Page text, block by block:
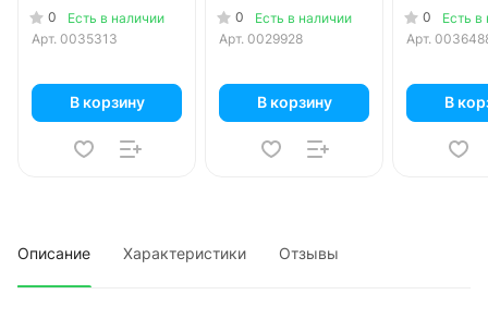
0
Есть в наличии
Арт. 0035313
В корзину
0
Есть в наличии
Арт. 0029928
В корзину
0
Есть в
Арт.
В
Описание Характеристики Отзывы